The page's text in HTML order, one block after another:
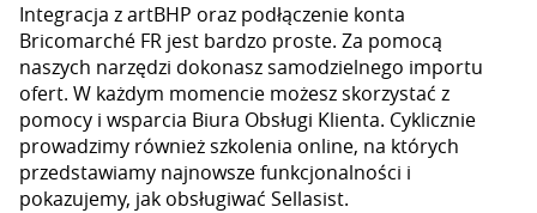
Integracja z artBHP oraz podłączenie konta
Bricomarché FR jest bardzo proste. Za pomocą
naszych narzędzi dokonasz samodzielnego importu
ofert. W każdym momencie możesz skorzystać z
pomocy i wsparcia Biura Obsługi Klienta. Cyklicznie
prowadzimy również szkolenia online, na których
przedstawiamy najnowsze funkcjonalności i
pokazujemy, jak obsługiwać Sellasist.